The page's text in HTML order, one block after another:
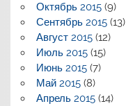
Октябрь 2015(9)
Сентябрь 2015(13)
Август 2015(12)
Июль 2015(15)
Июнь 2015(7)
Май 2015(8)
Апрель 2015(14)